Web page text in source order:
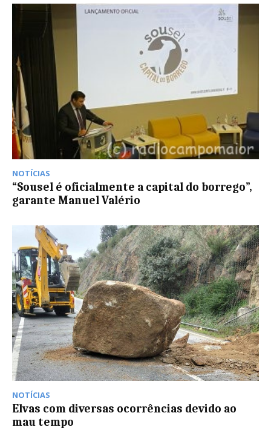
NOTÍCIAS
“Sousel é oficialmente a capital do borrego”,
garante Manuel Valério
NOTÍCIAS
Elvas com diversas ocorrências devido ao
mau tempo